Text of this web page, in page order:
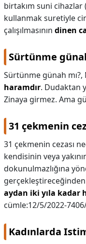
birtakım suni cihazlar
kullanmak suretiyle
çalışılmasının dinen
Sürtünme
Sürtünme günah mı?,
haramdır. Dudaktan
Zinaya girmez. Ama
31 çekmenin
31 çekmenin cezası
kendisinin veya
dokunulmazlığına
aydan iki yıla kadar
cümle:12/5/2022-
Kadınlarda